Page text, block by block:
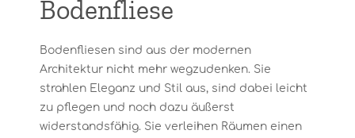
Bodenfliese
Bodenfliesen sind aus der modernen
Architektur nicht mehr wegzudenken. Sie
strahlen Eleganz und Stil aus, sind dabei leicht
zu pflegen und noch dazu äußerst
widerstandsfähig. Sie verleihen Räumen einen